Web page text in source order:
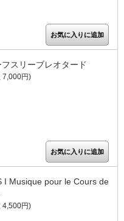
スリーブレオタード
7,000円)
I Musique pour le Cours de
4,500円)